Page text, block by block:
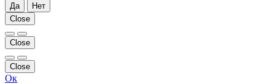
Да
Нет
Close
Close
Close
Ок